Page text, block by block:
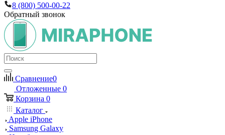
8 (800) 500-00-22
Обратный звонок
Сравнение0
Отложенные 0
Корзина 0
Каталог
Apple iPhone
Samsung Galaxy